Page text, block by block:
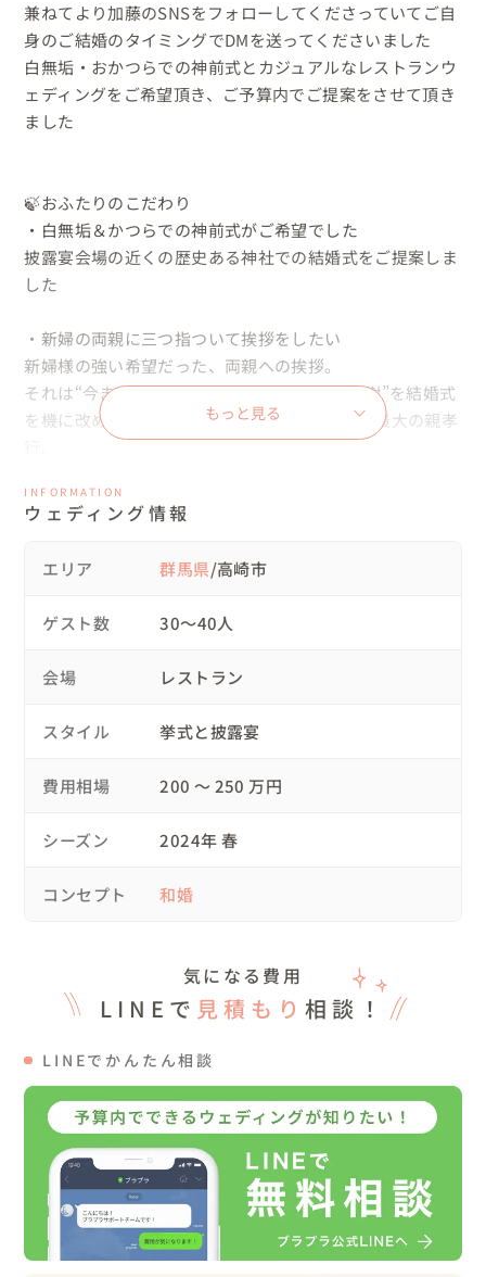
兼ねてより加藤のSNSをフォローしてくださっていてご自
身のご結婚のタイミングでDMを送ってくださいました
白無垢・おかつらでの神前式とカジュアルなレストランウ
ェディングをご希望頂き、ご予算内でご提案をさせて頂き
ました
🍃おふたりのこだわり
・白無垢＆かつらでの神前式がご希望でした
披露宴会場の近くの歴史ある神社での結婚式をご提案しま
した
・新婦の両親に三つ指ついて挨拶をしたい
新婦様の強い希望だった、両親への挨拶。
それは“今まで大切に育ててくれたことへの感謝”を結婚式
を機に改めてきちんと伝えたい、という花嫁の最大の親孝
改めて向き合い、今までの感謝の気持ちを手紙にして。
三つ指をついて、１つのケジメとしてしっかりご挨拶して
花嫁様とご両親様にとって、儚く美しくて優しい時間にな
せっかくご自宅で支度をするばらば、と支度後の時間もゆ
愛犬のワンちゃんや愛車(車とバイク)と一緒に写真を残し
自然を何より心から愛している２人。軽トラは農作業のお
らしい写真を一緒に残す事が出来て良かったです。
・料理が美味しいレストランでwedding
ィングパーティがしたい、とご相談を頂いていたので、群
馬県高崎市にあるSALLY TABLEさんをご提案しました。
ひとつひとつ、丁寧に料理を作りサービスしてくださりゲ
パーティの時間は歓談を中心に。2人にまつまる、クイズ
BINGOはゲストからも大好評で会場内もとっても盛り上が
っていました！
親族のみをご招待した挙式＆パーティだったのですが、和
やかで楽しい雰囲気で終始進んでいらっしゃいました。
約３０名弱でのweddingだったため、司会は私自身が行い
ました。
もっと見る
INFORMATION
ウェディング情報
エリア 群馬県/高崎市
ゲスト数 30〜40人
会場 レストラン
スタイル 挙式と披露宴
費用相場 200 〜 250 万円
シーズン 2024年 春
コンセプト 和婚
気になる費用
LINEで 見積もり 相談！
LINEでかんたん相談